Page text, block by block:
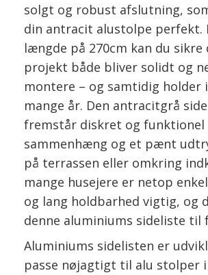
solgt og robust afslutning,
din antracit alustolpe perfekt.
længde på 270cm kan du
projekt både bliver solidt og
montere – og samtidig holder
mange år. Den antracitgrå
fremstår diskret og funktionel
sammenhæng og et pænt
på terrassen eller omkring
mange husejere er netop
og lang holdbarhed vigtig, og
denne aluminiums sideliste til
Aluminiums sidelisten er
passe nøjagtigt til alu stolper